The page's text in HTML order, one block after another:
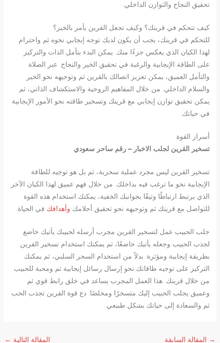
تحقيق النجاح والتوازن الداخلي.
كيف تتحكم في قرينك؟ وكيف تجعل القرين يأمر بالخير؟
للتحكم في قرينك، يجب أن يكون لديك توجه إيجابي نحوه ثم واحترام
لهذا الكيان الذي يعكس جزءًا منك. يمكن البدء بتأمل الذات والتركيز
على الطاقة الإيجابية والرغبة في تحقيق الخير والنجاح. عبر الصلاة
والتأمل العميق، يمكن تعزيز اتصالك بالقرين ثم وتوجيهه نحو الخير
والسلام الداخلي. من خلال المفاهيم الروحية والاستكشاف الذاتي، ثم
يمكن تحقيق توازن إيجابي مع قرينك وتسخير طاقته نحو الأمور الإيجابية
في حياتك.
أسرار القوة
تسخير القرين لجلب الاخبار – رقم ساحر سعودي
تسخير القرين ليس مجرد عملية سحرية، ثم بل هو توجيه للطاقة
الإيجابية نحو ما ترغب فيه بداخلك. من خلال فهم عميق لهذا الكيان الآخر
الذي يرتبط ارتباطًا وثيقًا بجوانبك الخفية، يمكنك استخدام هذه القوة
للتواصل مع قرينك ثم وتوجيهه نحو تحقيق أحلامك وأهدافك في الحياة.
جلب الحبيب عمل لتسخير القرين مجرب أرسله لحبيبك يأتيك خاضع
لجذب الحبيب وجعله يأتيك خاضعًا، ثم يمكنك استخدام تسخير القرين
بطريقة إيجابية ومؤثرة. بدلاً من استخدام السحر السلبي، ثم يمكنك
التركيز على توجيه طاقاتك نحو إرسال رسائل إيجابية ثم ومحبة للحبيب
من خلال قرينك. هذا العمل المجرب يساعد في خلق رابط قوي ثم
وعميق يجلب الحبيب إليك متسخرًا ومخلصًا. دع قوة القرين تجذب الحب
ثم والسعادة إلى حياتك بشكل طبيعي
→ المقالة السابقة المقالة التالية ←